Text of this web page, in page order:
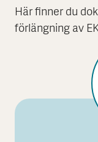
Här finner du
förlängning av